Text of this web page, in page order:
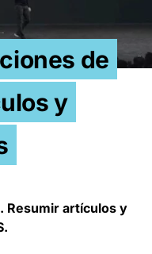
de
y
Resumir artículos y